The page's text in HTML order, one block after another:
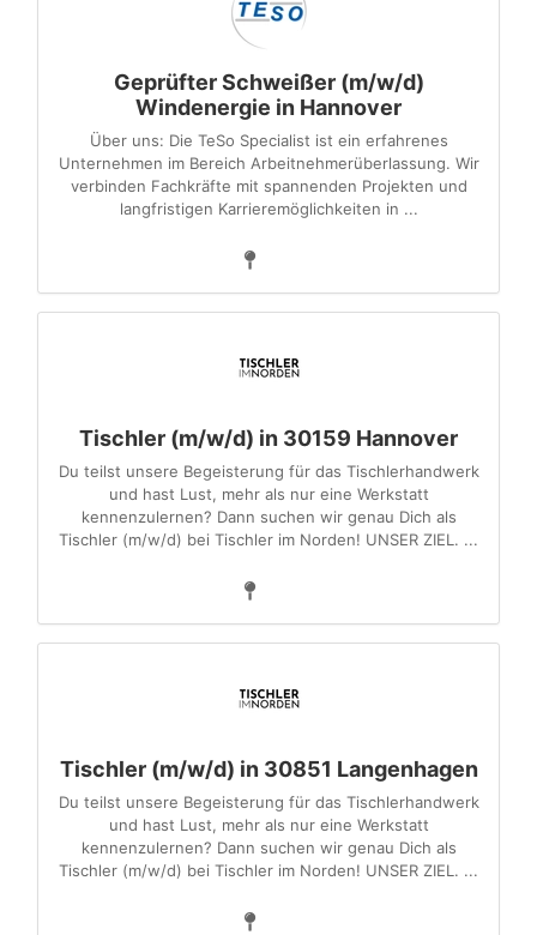
Geprüfter Schweißer (m/w/d)
Windenergie in Hannover
Über uns: Die TeSo Specialist ist ein erfahrenes
Unternehmen im Bereich Arbeitnehmerüberlassung. Wir
verbinden Fachkräfte mit spannenden Projekten und
langfristigen Karrieremöglichkeiten in ...
Tischler (m/w/d) in 30159 Hannover
Du teilst unsere Begeisterung für das Tischlerhandwerk
und hast Lust, mehr als nur eine Werkstatt
kennenzulernen? Dann suchen wir genau Dich als
Tischler (m/w/d) bei Tischler im Norden! UNSER ZIEL. ...
Tischler (m/w/d) in 30851 Langenhagen
Du teilst unsere Begeisterung für das Tischlerhandwerk
und hast Lust, mehr als nur eine Werkstatt
kennenzulernen? Dann suchen wir genau Dich als
Tischler (m/w/d) bei Tischler im Norden! UNSER ZIEL. ...